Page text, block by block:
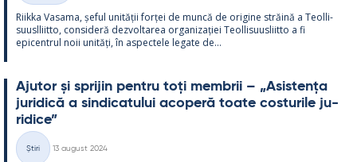
Riikka Va­sama, șe­ful unității forței de muncă de ori­gine străină a Teol­li­
suusl­liitto, con­si­deră dez­vol­ta­rea or­ga­nizației Teol­li­suus­liitto a fi
epicent­rul noii unități, în as­pec­tele le­gate de...
Aju­tor și spri­jin pentru toți mem­brii – „Asis­tența
ju­ri­dică a sin­dica­tu­lui aco­peră toate cos­tu­rile ju­
ri­dice”
Categorii
Știri
13 august 2024